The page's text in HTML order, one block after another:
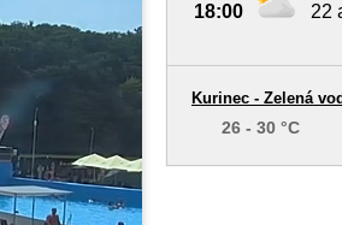
18:00 22
Kurinec - Zelená
26 - 30 °C